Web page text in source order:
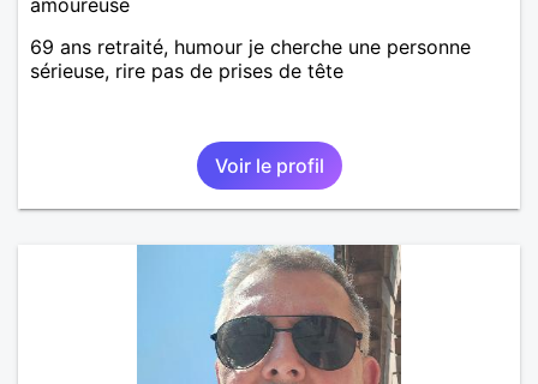
69 ans retraité, humour je cherche une personne
sérieuse, rire pas de prises de tête
Voir le profil